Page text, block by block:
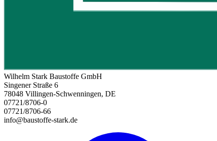
Wilhelm Stark Baustoffe GmbH
Singener Straße 6
78048 Villingen-Schwenningen, DE
07721/8706-0
07721/8706-66
info@baustoffe-stark.de